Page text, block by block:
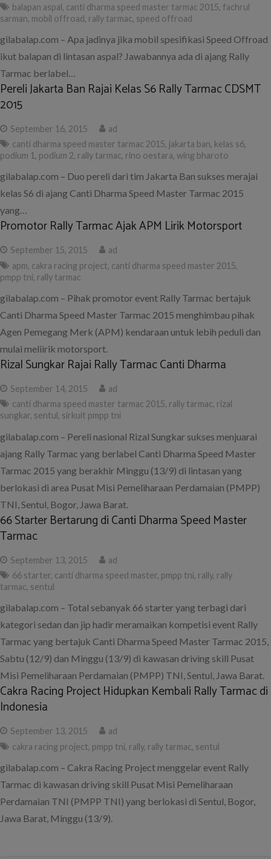
balapan aspal, canti dharma speed master tarmac 2015, fachrul
sarman, mobil offroad, rally tarmac, speed offroad
gilabalap.com – Apa jadinya jika mobil spesifikasi Speed Offroad
ikut balapan di lintasan aspal? Jawabannya ada di ajang Rally
Tarmac berlabel…
Pereli Jakarta Ban Rajai Kelas S6 Rally Tarmac CDSMT
2015
September 16, 2015
ad
canti dharma speed master tarmac 2015, jakarta ban, kelas s6,
podium 1 , podium 2, rally tarmac, rino oestara, wing bharoto
gilabalap.com – Duo pereli dari tim Jakarta Ban sukses merajai
kelas S6 di ajang Canti Dharma Speed Master Tarmac 2015
yang…
Promotor Rally Tarmac Ajak APM Lirik Motorsport
September 15, 2015
ad
apm, cakra racing project, canti dharma speed master 2015,
pmpp tni, rally tarmac
gilabalap.com – Pihak promotor event Rally Tarmac bertajuk
Canti Dharma Speed Master Tarmac 2015 menghimbau pihak
Agen Pemegang Merk (APM) kendaraan untuk lebih peduli dan
mulai meliirik motorsport.
Rizal Sungkar Rajai Rally Tarmac Canti Dharma
September 14, 2015
ad
canti dharma speed master tarmac 2015, rally tarmac, rizal
sungkar, sentul, sirkuit pmpp tni
gilabalap.com – Pereli nasional Rizal Sungkar sukses menjuarai
ajang Rally Tarmac yang berlabel Canti Dharma Speed Master
Tarmac 2015 yang berakhir Minggu (13/9) di lintasan yang
berlokasi di area Pusat Misi Pemeliharaan Perdamaian (PMPP)
TNI, Sentul, Bogor, Jawa Barat.
66 Starter Bertarung di Canti Dharma Speed Master
Tarmac
September 13, 2015
ad
66 starter, canti dharma speed master, pmpp tni, rally, rally
tarmac, sentul
gilabalap.com – Total sebanyak 66 starter yang terbagi dari
kategori sedan dan jip hadir meramaikan kompetisi event Rally
Tarmac yang bertajuk Canti Dharma Speed Master Tarmac 2015,
Sabtu (12/9) dan Minggu (13/9) di kawasan driving skill Pusat
Misi Pemeliharaan Perdamaian (PMPP) TNI, Sentul, Jawa Barat.
Cakra Racing Project Hidupkan Kembali Rally Tarmac di
Indonesia
September 13, 2015
ad
cakra racing project, pmpp tni, rally, rally tarmac, sentul
gilabalap.com – Cakra Racing Project menggelar event Rally
Tarmac di kawasan driving skill Pusat Misi Pemeliharaan
Perdamaian TNI (PMPP TNI) yang berlokasi di Sentul, Bogor,
Jawa Barat, Minggu (13/9).